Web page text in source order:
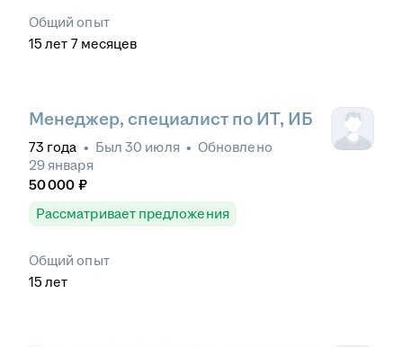
Общий опыт
15 лет 7 месяцев
Менеджер, специалист по ИТ, ИБ
73 года • Был 30 июля • Обновлено
29 января
50 000 ₽
Рассматривает предложения
Общий опыт
15 лет